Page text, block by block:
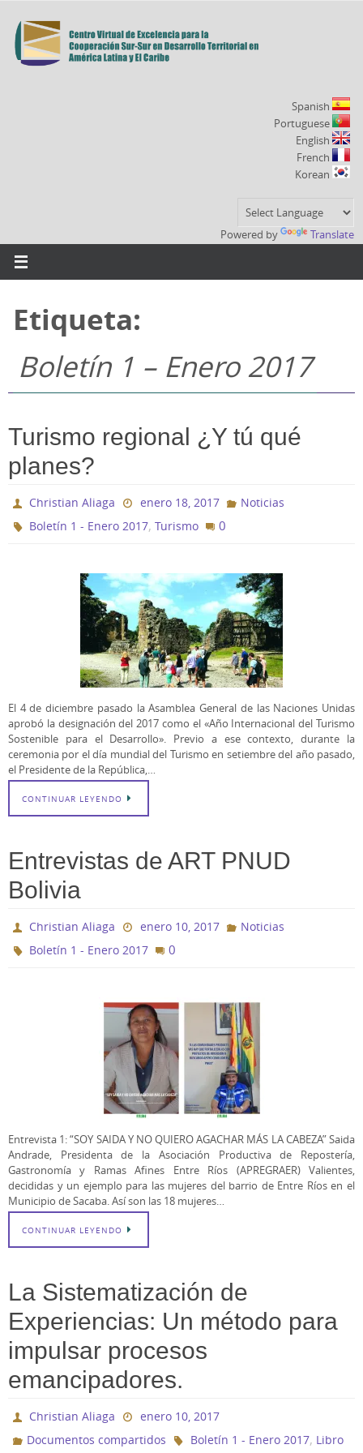
contenido
Spanish
Portuguese
English
French
Korean
Powered by Translate
Etiqueta:
Boletín 1 – Enero 2017
Turismo regional ¿Y tú qué
planes?
Christian Aliaga enero 18, 2017
Noticias
Boletín 1 - Enero 2017,Turismo 0
El 4 de diciembre pasado la Asamblea General de las Naciones Unidas
aprobó la designación del 2017 como el «Año Internacional del Turismo
Sostenible para el Desarrollo». Previo a ese contexto, durante la
ceremonia por el día mundial del Turismo en setiembre del año pasado,
el Presidente de la República,…
CONTINUAR LEYENDO
Entrevistas de ART PNUD
Bolivia
Christian Aliaga enero 10, 2017
Noticias
Boletín 1 - Enero 2017
0
Entrevista 1: “SOY SAIDA Y NO QUIERO AGACHAR MÁS LA CABEZA” Saida
Andrade, Presidenta de la Asociación Productiva de Repostería,
Gastronomía y Ramas Afines Entre Ríos (APREGRAER) Valientes,
decididas y un ejemplo para las mujeres del barrio de Entre Ríos en el
Municipio de Sacaba. Así son las 18 mujeres…
CONTINUAR LEYENDO
La Sistematización de
Experiencias: Un método para
impulsar procesos
emancipadores.
Christian Aliaga
enero 10, 2017
Documentos compartidos
Boletín 1 - Enero 2017, Libro